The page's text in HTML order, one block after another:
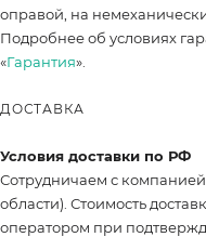
оправой, на
Подробнее об условиях
«Гарантия».
ДОСТАВКА
Условия доставки по РФ
Сотрудничаем с
области). Стоимость
оператором при